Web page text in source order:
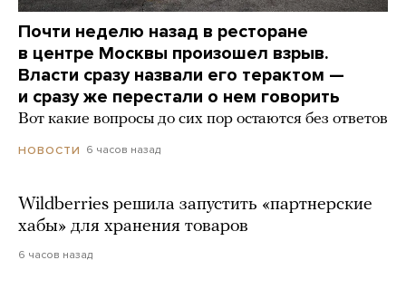
Почти неделю назад в ресторане
в центре Москвы произошел взрыв.
Власти сразу назвали его терактом —
и сразу же перестали о нем говорить
Вот какие вопросы до сих пор остаются без ответов
НОВОСТИ 6 часов назад
Wildberries решила запустить «партнерские
хабы» для хранения товаров
6 часов назад